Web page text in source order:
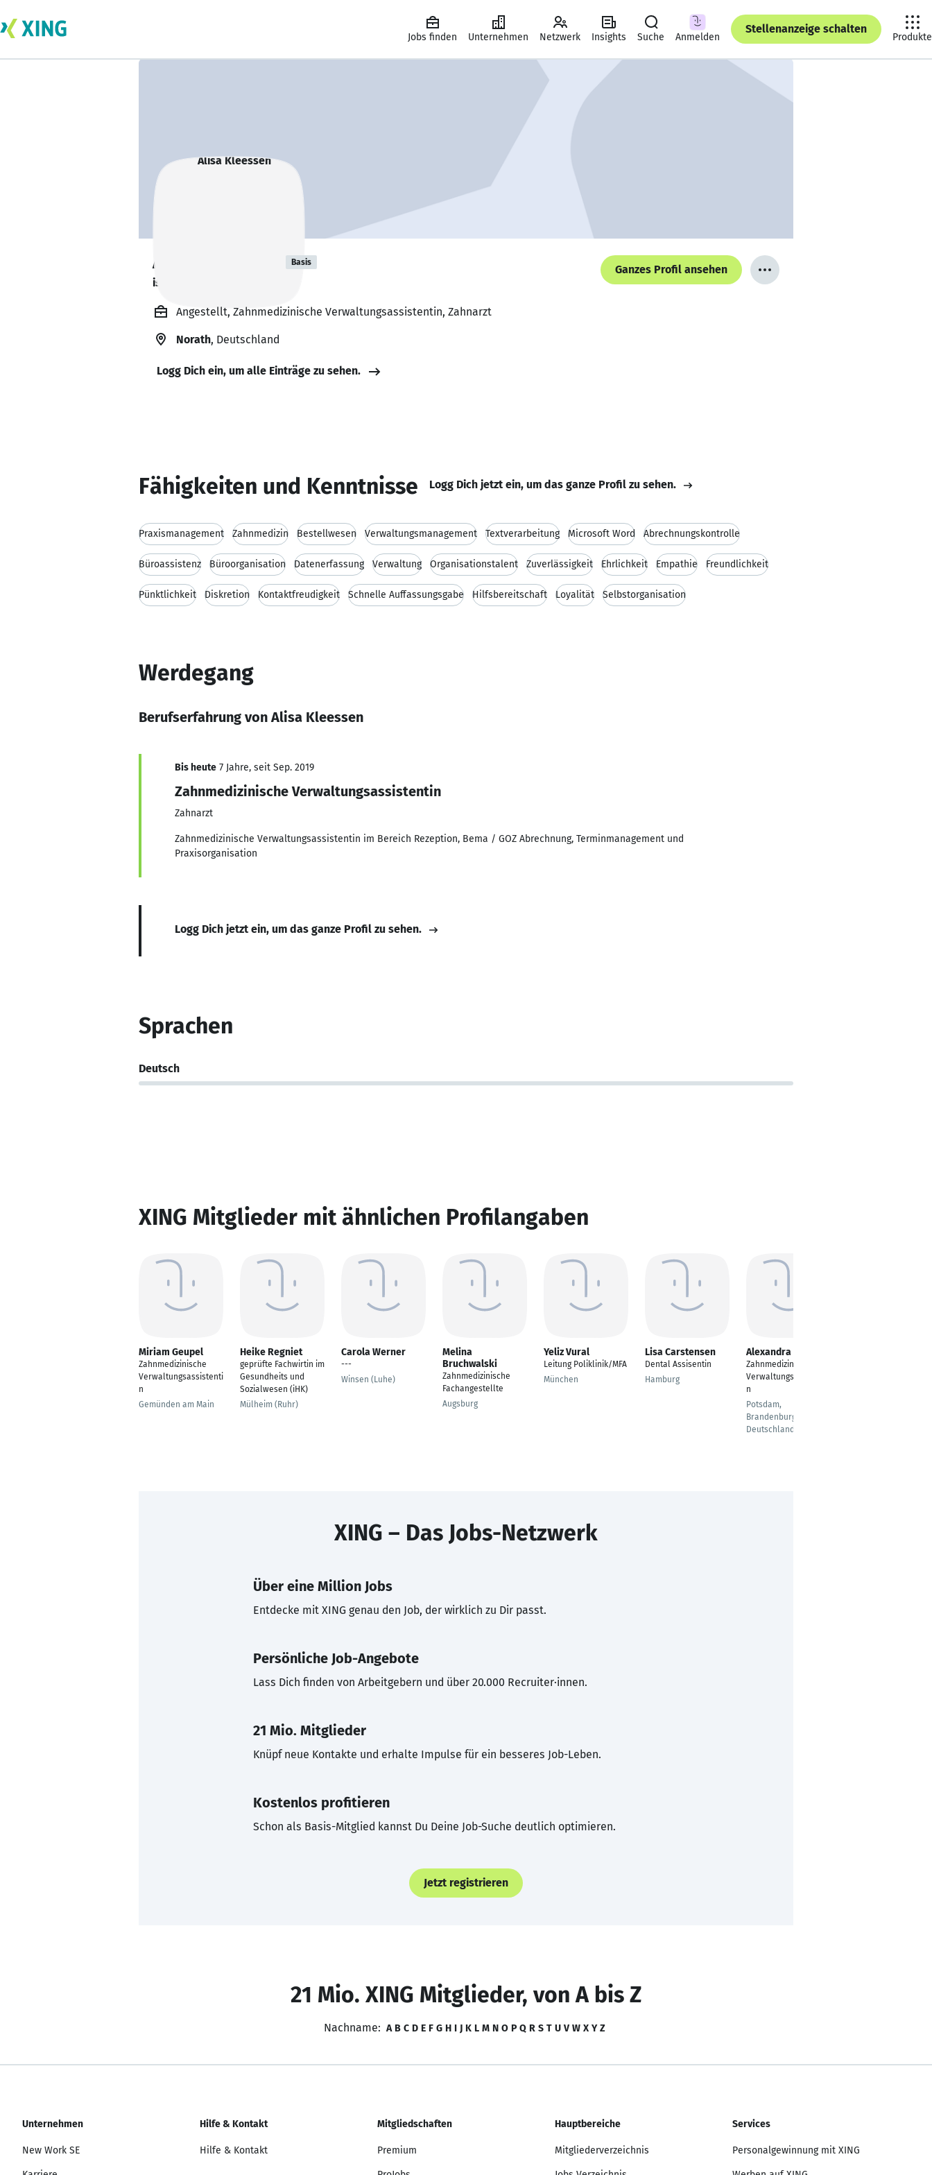
Jobs finden Unternehmen Netzwerk Insights Suche Anmelden
Stellenanzeige schalten
Produkte
Alisa Kleessen Basis
ist in Elternzeit. 👶
Ganzes Profil ansehen
Angestellt, Zahnmedizinische Verwaltungsassistentin, Zahnarzt
Norath, Deutschland
Logg Dich ein, um alle Einträge zu sehen.
Fähigkeiten und Kenntnisse Logg Dich jetzt ein, um das ganze Profil zu sehen.
Praxismanagement Zahnmedizin Bestellwesen Verwaltungsmanagement Textverarbeitung Microsoft Word Abrechnungskontrolle
Büroassistenz Büroorganisation Datenerfassung Verwaltung Organisationstalent Zuverlässigkeit Ehrlichkeit Empathie Freundlichkeit
Pünktlichkeit Diskretion Kontaktfreudigkeit Schnelle Auffassungsgabe Hilfsbereitschaft Loyalität Selbstorganisation
Werdegang
Berufserfahrung von Alisa Kleessen
Bis heute 7 Jahre, seit Sep. 2019
Zahnmedizinische Verwaltungsassistentin
Zahnarzt
Zahnmedizinische Verwaltungsassistentin im Bereich Rezeption, Bema / GOZ Abrechnung, Terminmanagement und
Praxisorganisation
Logg Dich jetzt ein, um das ganze Profil zu sehen.
Sprachen
Deutsch
XING Mitglieder mit ähnlichen Profilangaben
Miriam Geupel
Zahnmedizinische
Verwaltungsassistenti
n
Gemünden am Main
Heike Regniet
geprüfte Fachwirtin im
Gesundheits und
Sozialwesen (iHK)
Mülheim (Ruhr)
Carola Werner
---
Winsen (Luhe)
Melina
Bruchwalski
Zahnmedizinische
Fachangestellte
Augsburg
Yeliz Vural
Leitung Poliklinik/MFA
München
Lisa Carstensen
Dental Assisentin
Hamburg
Alexandra Lerm
Zahnmedizinische
Verwaltungsassistenti
n
Potsdam,
Brandenburg,
Deutschland
XING – Das Jobs-Netzwerk
Über eine Million Jobs
Entdecke mit XING genau den Job, der wirklich zu Dir passt.
Persönliche Job-Angebote
Lass Dich finden von Arbeitgebern und über 20.000 Recruiter·innen.
21 Mio. Mitglieder
Knüpf neue Kontakte und erhalte Impulse für ein besseres Job-Leben.
Kostenlos profitieren
Schon als Basis-Mitglied kannst Du Deine Job-Suche deutlich optimieren.
Jetzt registrieren
21 Mio. XING Mitglieder, von A bis Z
Nachname: A B C D E F G H I J K L M N O P Q R S T U V W X Y Z
Unternehmen
New Work SE
Hilfe & Kontakt
Hilfe & Kontakt
Mitgliedschaften
Premium
Hauptbereiche
Mitgliederverzeichnis
Services
Personalgewinnung mit XING